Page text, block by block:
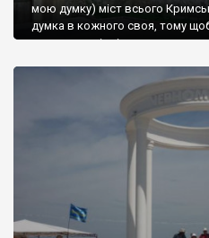
мою думку) міст всього
думка в кожного своя, тому
запрошую відвідати це